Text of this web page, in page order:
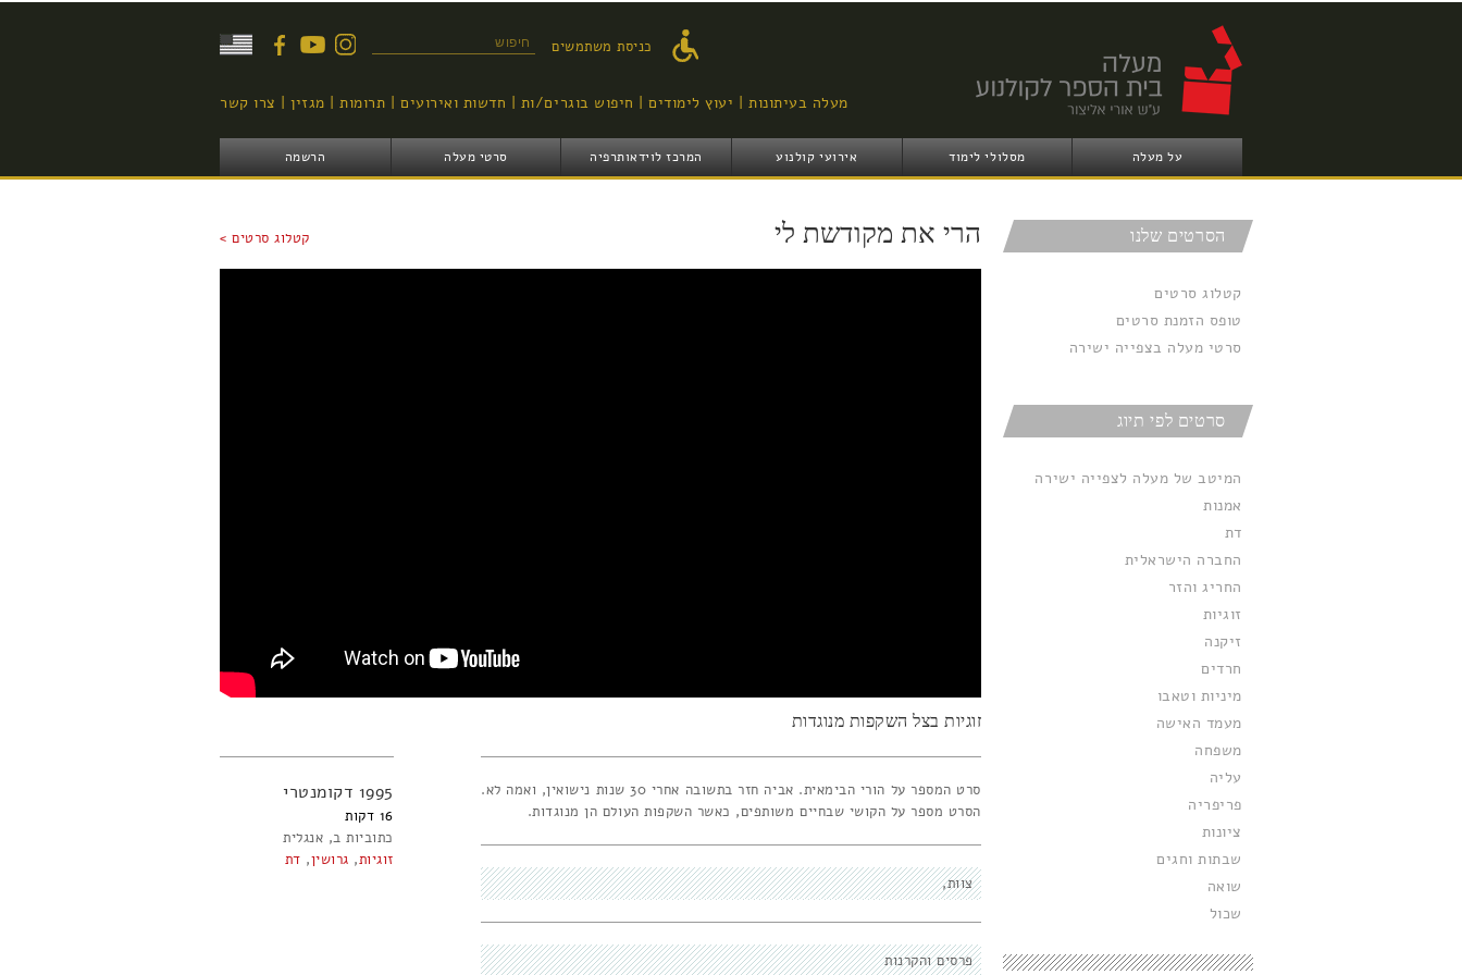
העיקרי
טופס חיפוש כניסת משתמשים
מעלה בעיתונות יעוץ לימודים חיפוש בוגרים/ות חדשות ואירועים תרומות מגזין צרו קשר
על מעלה מסלולי לימוד אירועי קולנוע המרכז לוידאותרפיה סרטי מעלה הרשמה
הסרטים שלנו
קטלוג סרטים
טופס הזמנת סרטים
סרטי מעלה בצפייה ישירה
סרטים לפי תיוג
המיטב של מעלה לצפייה ישירה
אמנות
דת
החברה הישראלית
החריג והזר
זוגיות
זיקנה
חרדים
מיניות וטאבו
מעמד האישה
משפחה
עליה
פריפריה
ציונות
שבתות וחגים
שואה
שכול
הרי את מקודשת לי קטלוג סרטים >
זוגיות בצל השקפות מנוגדות
סרט המספר על הורי הבימאית. אביה חזר בתשובה אחרי 30 שנות נישואין, ואמה לא.
הסרט מספר על הקושי שבחיים משותפים, כאשר השקפות העולם הן מנוגדות.
צוות
פרסים והקרנות
1995 דקומנטרי
16
כתוביות ב אנגלית
זוגיות, גרושין, דת